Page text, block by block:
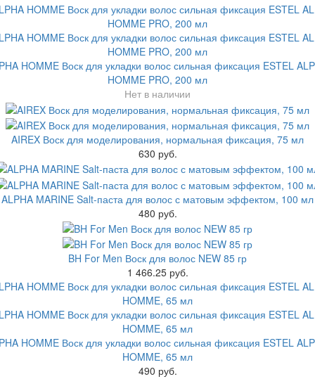
HOMME Воск для укладки волос сильная фиксация ESTEL
HOMME PRO, 200 мл
Нет в наличии
AIREX Воск для моделирования, нормальная фиксация, 75 мл
630 руб.
ALPHA MARINE Salt-паста для волос с матовым эффектом, 100 мл
480 руб.
BH For Men Воск для волос NEW 85 гр
1 466.25 руб.
HOMME Воск для укладки волос сильная фиксация ESTEL
HOMME, 65 мл
490 руб.